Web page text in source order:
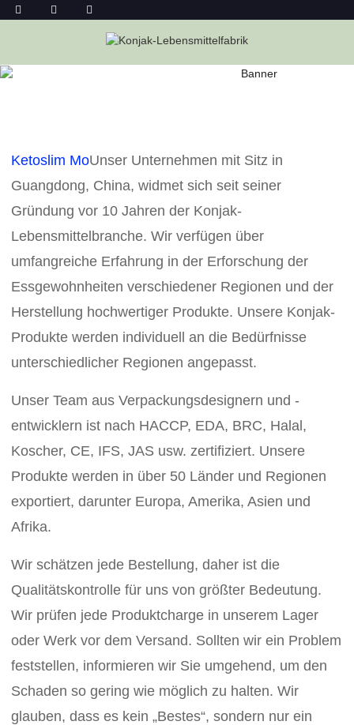
KONTAKTIEREN SIE UNS
Ketoslim MoUnser Unternehmen mit Sitz in
Guangdong, China, widmet sich seit seiner
Gründung vor 10 Jahren der Konjak-
Lebensmittelbranche. Wir verfügen über
umfangreiche Erfahrung in der Erforschung der
Essgewohnheiten verschiedener Regionen und der
Herstellung hochwertiger Produkte. Unsere Konjak-
Produkte werden individuell an die Bedürfnisse
unterschiedlicher Regionen angepasst.
Unser Team aus Verpackungsdesignern und -
entwicklern ist nach HACCP, EDA, BRC, Halal,
Koscher, CE, IFS, JAS usw. zertifiziert. Unsere
Produkte werden in über 50 Länder und Regionen
exportiert, darunter Europa, Amerika, Asien und
Afrika.
Wir schätzen jede Bestellung, daher ist die
Qualitätskontrolle für uns von größter Bedeutung.
Wir prüfen jede Produktcharge in unserem Lager
oder Werk vor dem Versand. Sollten wir ein Problem
feststellen, informieren wir Sie umgehend, um den
Schaden so gering wie möglich zu halten. Wir
glauben, dass es kein „Bestes“, sondern nur ein